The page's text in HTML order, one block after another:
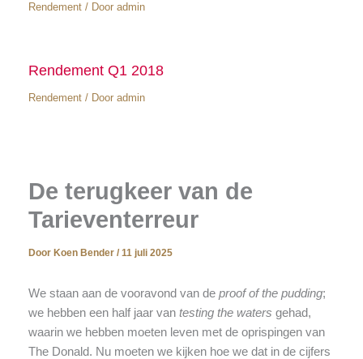
Rendement/ Door admin
Rendement Q1 2018
Rendement/ Door admin
De terugkeer van de
Tarieventerreur
Door Koen Bender / 11 juli 2025
We staan aan de vooravond van de proof of the pudding;
we hebben een half jaar van testing the waters gehad,
waarin we hebben moeten leven met de oprispingen van
The Donald. Nu moeten we kijken hoe we dat in de cijfers